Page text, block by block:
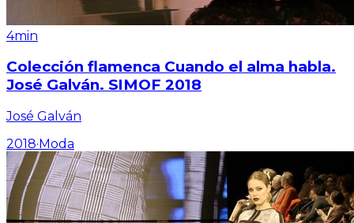
4min
Colección flamenca Cuando el alma habla.
José Galván. SIMOF 2018
José Galván
2018· Moda